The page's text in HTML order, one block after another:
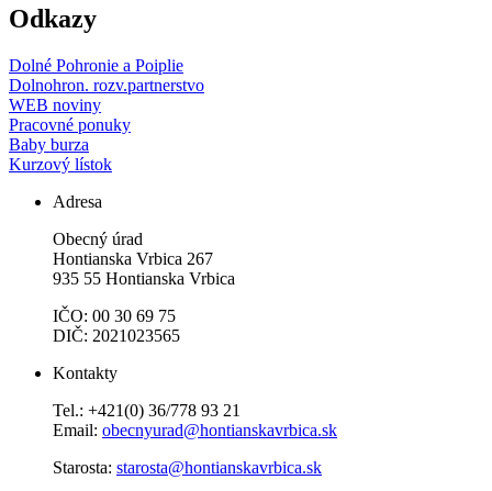
Odkazy
Dolné Pohronie a Poiplie
Dolnohron. rozv.partnerstvo
WEB noviny
Pracovné ponuky
Baby burza
Kurzový lístok
Adresa
Obecný úrad
Hontianska Vrbica 267
935 55 Hontianska Vrbica
IČO: 00 30 69 75
DIČ: 2021023565
Kontakty
Tel.: +421(0) 36/778 93 21
Email: obecnyurad@hontianskavrbica.sk
Starosta: starosta@hontianskavrbica.sk